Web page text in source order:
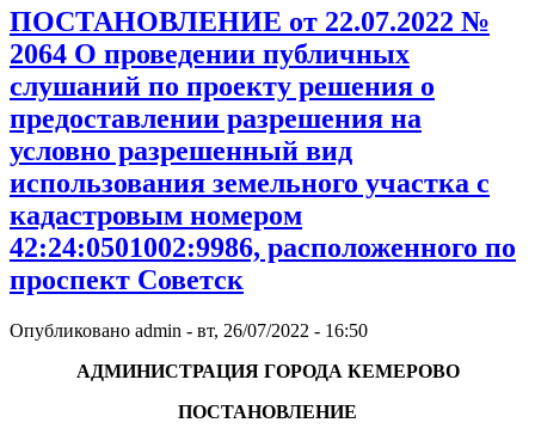
ПОСТАНОВЛЕНИЕ от 22.07.2022 №
2064 О проведении публичных
слушаний по проекту решения о
предоставлении разрешения на
условно разрешенный вид
использования земельного участка с
кадастровым номером
42:24:0501002:9986, расположенного по
проспект Советск
Опубликовано admin - вт, 26/07/2022 - 16:50
АДМИНИСТРАЦИЯ ГОРОДА КЕМЕРОВО
ПОСТАНОВЛЕНИЕ